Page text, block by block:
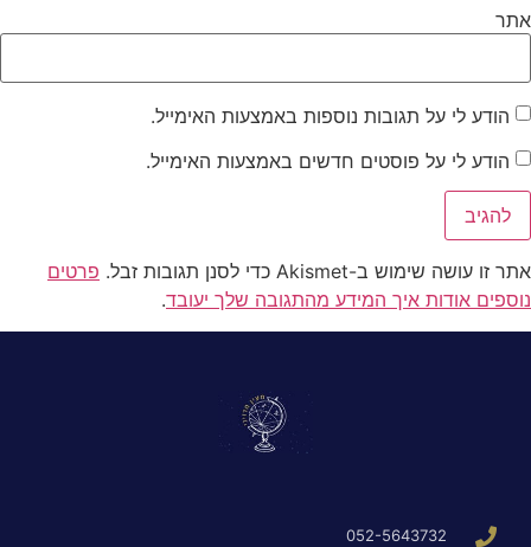
אתר
הודע לי על תגובות נוספות באמצעות האימייל.
הודע לי על פוסטים חדשים באמצעות האימייל.
אתר זו עושה שימוש ב-Akismet כדי לסנן תגובות זבל.
פרטים
נוספים אודות איך המידע מהתגובה שלך יעובד.
052-5643732